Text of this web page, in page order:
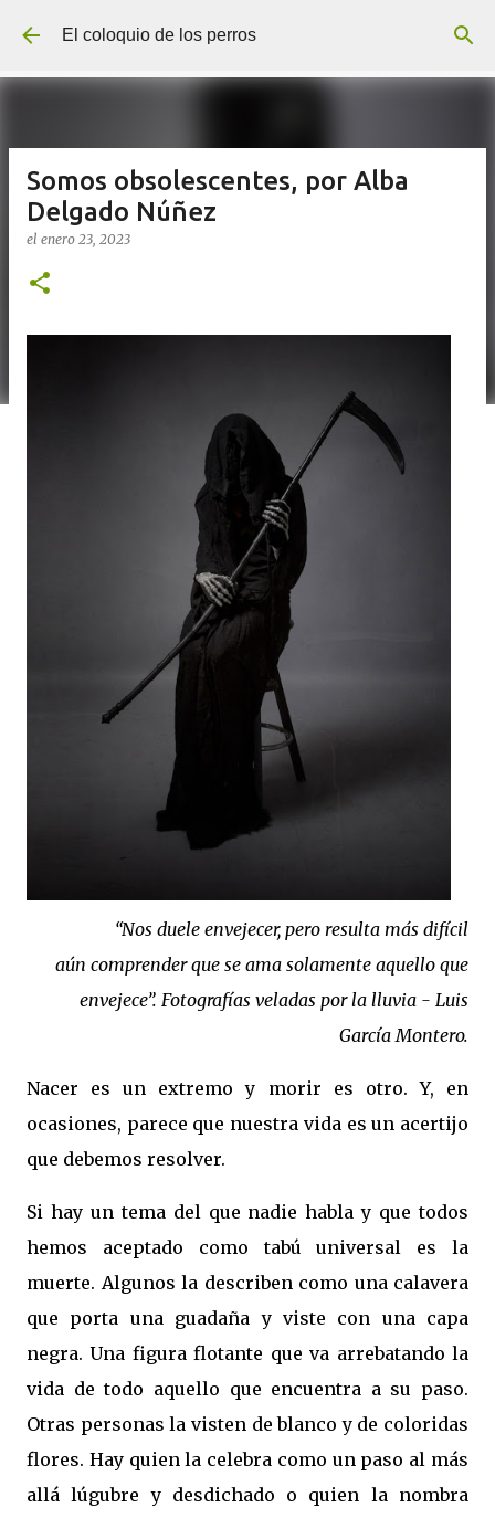
Ir al contenido principal
El coloquio de los perros
Somos obsolescentes, por Alba
Delgado Núñez
el enero 23, 2023
“Nos duele envejecer, pero resulta más difícil
aún comprender que se ama solamente aquello que
envejece”. Fotografías veladas por la lluvia - Luis
García Montero.
Nacer es un extremo y morir es otro. Y, en
ocasiones, parece que nuestra vida es un acertijo
que debemos resolver.
Si hay un tema del que nadie habla y que todos
hemos aceptado como tabú universal es la
muerte. Algunos la describen como una calavera
que porta una guadaña y viste con una capa
negra. Una figura flotante que va arrebatando la
vida de todo aquello que encuentra a su paso.
Otras personas la visten de blanco y de coloridas
flores. Hay quien la celebra como un paso al más
allá lúgubre y desdichado o quien la nombra